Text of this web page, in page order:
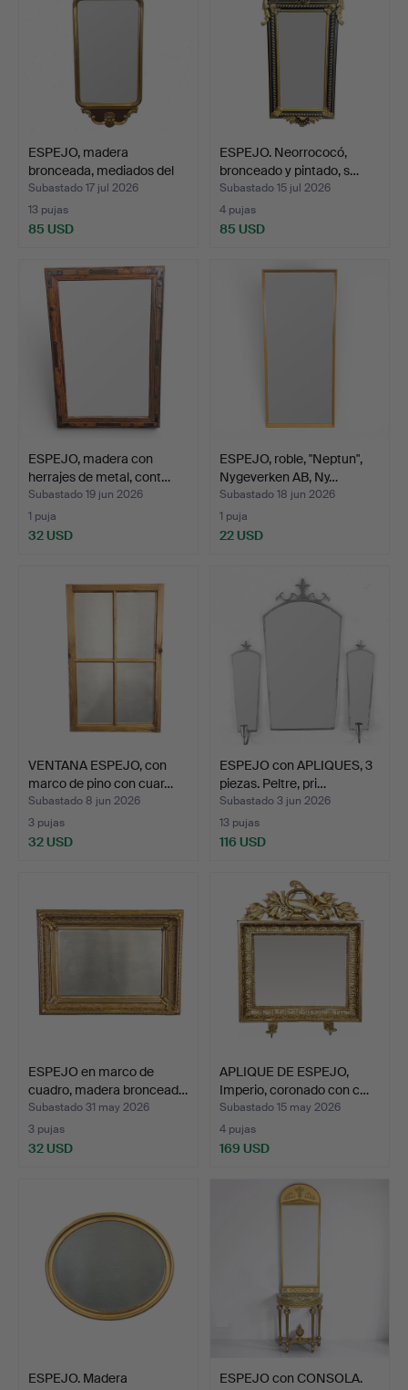
ESPEJO, madera
bronceada, mediados del
sig…
Subastado 17 jul 2026
13 pujas
85 USD
ESPEJO. Neorrococó,
bronceado y pintado, s…
Subastado 15 jul 2026
4 pujas
85 USD
ESPEJO, madera con
herrajes de metal, cont…
Subastado 19 jun 2026
1 puja
32 USD
ESPEJO, roble, "Neptun",
Nygeverken AB, Ny…
Subastado 18 jun 2026
1 puja
22 USD
VENTANA ESPEJO, con
marco de pino con cuar…
Subastado 8 jun 2026
3 pujas
32 USD
ESPEJO con APLIQUES, 3
piezas. Peltre, pri…
Subastado 3 jun 2026
13 pujas
116 USD
ESPEJO en marco de
cuadro, madera broncead…
Subastado 31 may 2026
3 pujas
32 USD
APLIQUE DE ESPEJO,
Imperio, coronado con c…
Subastado 15 may 2026
4 pujas
169 USD
ESPEJO. Madera
ESPEJO con CONSOLA.